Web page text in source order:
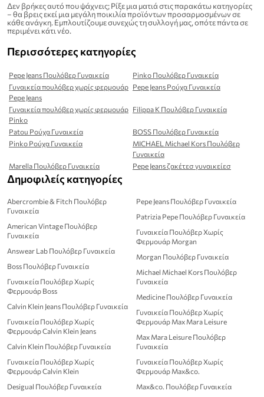
Δεν βρήκες αυτό που ψάχνεις; Ρίξε μια ματιά στις παρακάτω κατηγορίες
– θα βρεις εκεί μια μεγάλη ποικιλία προϊόντων προσαρμοσμένων σε
κάθε ανάγκη. Εμπλουτίζουμε συνεχώς τη συλλογή μας, οπότε πάντα σε
περιμένει κάτι νέο.
Περισσότερες κατηγορίες
Pepe Jeans Πουλόβερ Γυναικεία
Pinko Πουλόβερ Γυναικεία
Γυναικεία πουλόβερ χωρίς φερμουάρ
Pepe Jeans
Pepe Jeans Ρούχα Γυναικεία
Γυναικεία πουλόβερ χωρίς φερμουάρ
Pinko
Filippa K Πουλόβερ Γυναικεία
Patou Ρούχα Γυναικεία
BOSS Πουλόβερ Γυναικεία
Pinko Ρούχα Γυναικεία
MICHAEL Michael Kors Πουλόβερ
Γυναικεία
Marella Πουλόβερ Γυναικεία
Pepe Jeans ζακέτεσ γυναικείεσ
Δημοφιλείς κατηγορίες
Abercrombie & Fitch Πουλόβερ
Γυναικεία
American Vintage Πουλόβερ
Γυναικεία
Answear Lab Πουλόβερ Γυναικεία
Boss Πουλόβερ Γυναικεία
Γυναικεία Πουλόβερ Χωρίς
Φερμουάρ Boss
Calvin Klein Jeans Πουλόβερ Γυναικεία
Γυναικεία Πουλόβερ Χωρίς
Φερμουάρ Calvin Klein Jeans
Calvin Klein Πουλόβερ Γυναικεία
Γυναικεία Πουλόβερ Χωρίς
Φερμουάρ Calvin Klein
Desigual Πουλόβερ Γυναικεία
Pepe Jeans Πουλόβερ Γυναικεία
Patrizia Pepe Πουλόβερ Γυναικεία
Γυναικεία Πουλόβερ Χωρίς
Φερμουάρ Morgan
Morgan Πουλόβερ Γυναικεία
Michael Michael Kors Πουλόβερ
Γυναικεία
Medicine Πουλόβερ Γυναικεία
Γυναικεία Πουλόβερ Χωρίς
Φερμουάρ Max Mara Leisure
Max Mara Leisure Πουλόβερ
Γυναικεία
Γυναικεία Πουλόβερ Χωρίς
Φερμουάρ Max&co.
Max&co. Πουλόβερ Γυναικεία